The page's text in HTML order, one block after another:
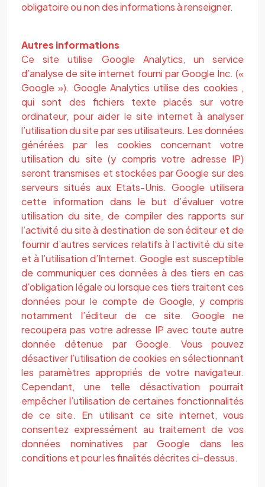
obligatoire ou non des informations à renseigner.
Autres informations
Ce site utilise Google Analytics, un service
d’analyse de site internet fourni par Google Inc. («
Google »). Google Analytics utilise des cookies ,
qui sont des fichiers texte placés sur votre
ordinateur, pour aider le site internet à analyser
l’utilisation du site par ses utilisateurs. Les données
générées par les cookies concernant votre
utilisation du site (y compris votre adresse IP)
seront transmises et stockées par Google sur des
serveurs situés aux Etats-Unis. Google utilisera
cette information dans le but d’évaluer votre
utilisation du site, de compiler des rapports sur
l’activité du site à destination de son éditeur et de
fournir d’autres services relatifs à l’activité du site
et à l’utilisation d’Internet. Google est susceptible
de communiquer ces données à des tiers en cas
d’obligation légale ou lorsque ces tiers traitent ces
données pour le compte de Google, y compris
notamment l’éditeur de ce site. Google ne
recoupera pas votre adresse IP avec toute autre
donnée détenue par Google. Vous pouvez
désactiver l’utilisation de cookies en sélectionnant
les paramètres appropriés de votre navigateur.
Cependant, une telle désactivation pourrait
empêcher l’utilisation de certaines fonctionnalités
de ce site. En utilisant ce site internet, vous
consentez expressément au traitement de vos
données nominatives par Google dans les
conditions et pour les finalités décrites ci-dessus.